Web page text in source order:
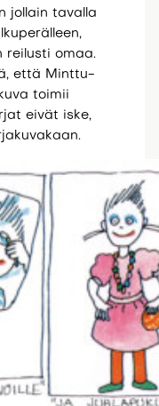
jollain tavalla
reilusti omaa.
että Minttu-
toimii
eivät iske,